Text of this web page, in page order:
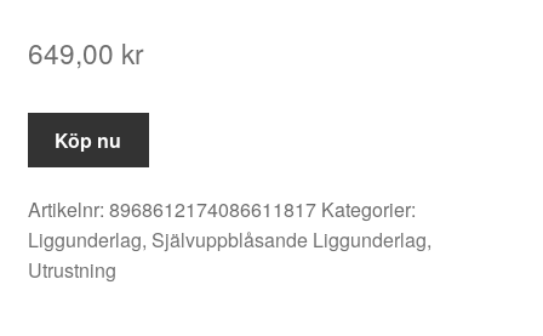
649,00 kr
Köp nu
Artikelnr: 8968612174086611817 Kategorier:
Liggunderlag, Självuppblåsande Liggunderlag,
Utrustning